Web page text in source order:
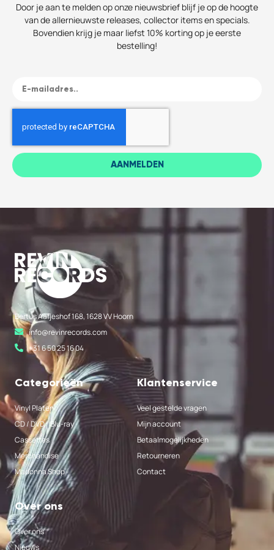
Door je aan te melden op onze nieuwsbrief blijf je op de hoogte
van de allernieuwste releases, collector items en specials.
Bovendien krijg je maar liefst 10% korting op je eerste
bestelling!
AANMELDEN
Bertus Aafjeshof 168, 1628 VV Hoorn
info@revinrecords.com
+31 6 50 25 16 04
Categorieën
Vinyl Platen
CD / DVD / Blu-ray
Cassettes
Merchandise
Madonna Shop
Klantenservice
Veel gestelde vragen
Mijn account
Betaalmogelijkheden
Retourneren
Contact
Over ons
Over ons
Nieuws